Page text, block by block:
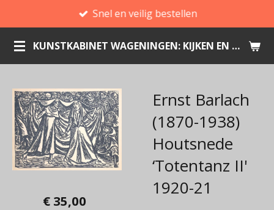
direct
naar
de
KUNSTKABINET WAGENINGEN: KIJKEN EN KOPEN
Snel en veilig bestellen
Ernst Barlach
(1870-1938)
Houtsnede
‘Totentanz II'
1920-21
€ 35,00